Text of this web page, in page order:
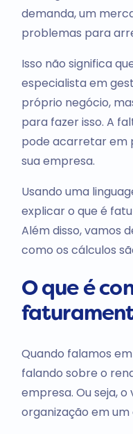
demanda, um
problemas para
Isso não significa
especialista em
próprio negócio,
para fazer isso. A
pode acarretar em
sua empresa.
Usando uma
explicar o que é
Além disso, vamos
como os cálculos
O que é
Quando falamos
falando sobre o
empresa. Ou seja,
organização em